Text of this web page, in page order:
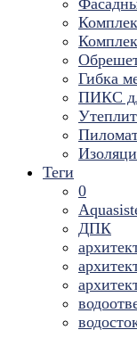
Гибка
ПИКС
Теги
0
ДПК